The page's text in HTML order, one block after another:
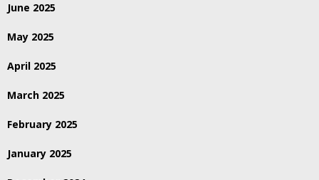
June 2025
May 2025
April 2025
March 2025
February 2025
January 2025